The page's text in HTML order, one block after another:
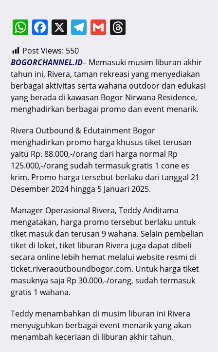
W
h
at
s
A
p
p
F
c
e
b
o
k
X T
e
gr
a
m
G
ai
l
e
a
d
s
Post Views: 550
BOGORCHANNEL.ID– Memasuki musim liburan akhir
tahun ini, Rivera, taman rekreasi yang menyediakan
berbagai aktivitas serta wahana outdoor dan edukasi
yang berada di kawasan Bogor Nirwana Residence,
menghadirkan berbagai promo dan event menarik.
Rivera Outbound & Edutainment Bogor
menghadirkan promo harga khusus tiket terusan
yaitu Rp. 88.000,-/orang dari harga normal Rp
125.000,-/orang sudah termasuk gratis 1 cone es
krim. Promo harga tersebut berlaku dari tanggal 21
Desember 2024 hingga 5 Januari 2025.
Manager Operasional Rivera, Teddy Anditama
mengatakan, harga promo tersebut berlaku untuk
tiket masuk dan terusan 9 wahana. Selain pembelian
tiket di loket, tiket liburan Rivera juga dapat dibeli
secara online lebih hemat melalui website resmi di
ticket.riveraoutboundbogor.com. Untuk harga tiket
masuknya saja Rp 30.000,-/orang, sudah termasuk
gratis 1 wahana.
Teddy menambahkan di musim liburan ini Rivera
menyuguhkan berbagai event menarik yang akan
menambah keceriaan di liburan akhir tahun.